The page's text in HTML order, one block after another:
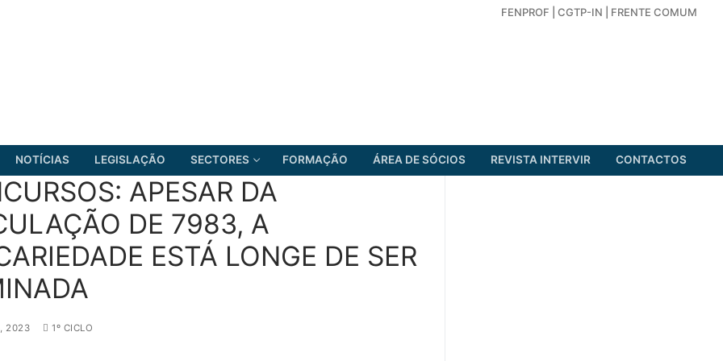
FENPROF CGTP-IN FRENTE COMUM
NOTÍCIAS LEGISLAÇÃO SECTORES FORMAÇÃO ÁREA DE SÓCIOS REVISTA INTERVIR CONTACTOS
FRENTE COMUM
APESAR DA
DE 7983, A
ESTÁ LONGE DE SER
2023 1º CICLO